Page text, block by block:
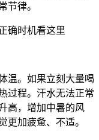
节律。
。如果立刻大量喝
过程。汗水无法正常
高，增加中暑的风
更加疲惫、不适。